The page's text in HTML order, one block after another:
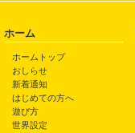
ホーム
ホームトップ
おしらせ
新着通知
はじめての方へ
遊び方
世界設定